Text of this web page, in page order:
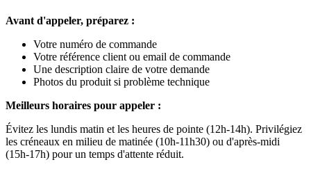
Avant d'appeler, préparez :
Votre numéro de commande
Votre référence client ou email de commande
Une description claire de votre demande
Photos du produit si problème technique
Meilleurs horaires pour appeler :
Évitez les lundis matin et les heures de pointe (12h-14h). Privilégiez
les créneaux en milieu de matinée (10h-11h30) ou d'après-midi
(15h-17h) pour un temps d'attente réduit.